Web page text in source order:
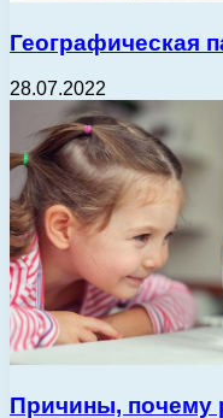
Географическая
28.07.2022
Причины, почему